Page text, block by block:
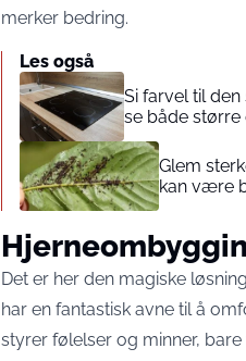
merker bedring.
Les også
Si farvel til
se både
Glem
kan være
Det er her den magiske
har en fantastisk avne til å
styrer følelser og minner,